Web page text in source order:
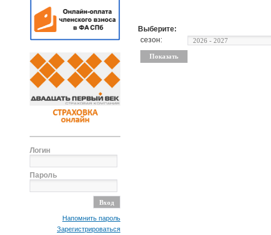
Логин
Пароль
Напомнить пароль
Зарегистрироваться
Выберите:
сезон: